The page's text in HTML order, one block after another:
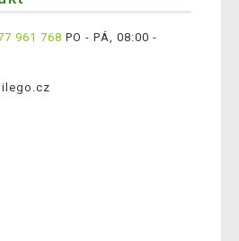
961 768 PO - PÁ, 08:00 -